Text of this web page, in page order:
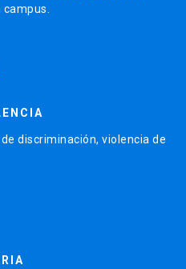
campus.
discriminación, violencia de